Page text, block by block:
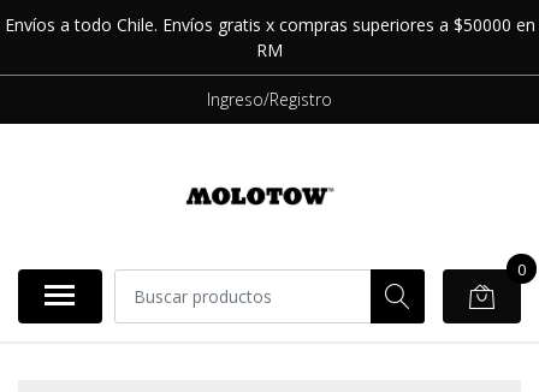
Envíos a todo Chile. Envíos gratis x compras superiores a $50000 en
RM
Ingreso/Registro
0